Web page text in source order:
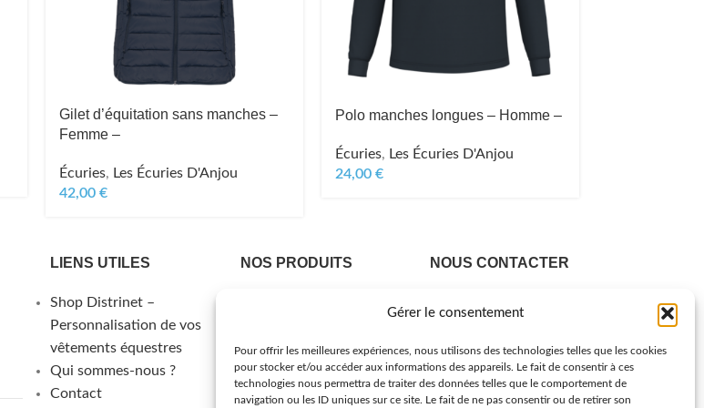
Gérer le consentement
Pour offrir les meilleures expériences, nous utilisons des technologies telles que les cookies
pour stocker et/ou accéder aux informations des appareils. Le fait de consentir à ces
technologies nous permettra de traiter des données telles que le comportement de
navigation ou les ID uniques sur ce site. Le fait de ne pas consentir ou de retirer son
Gilet d’équitation sans manches –
Femme –
Écuries, Les Écuries D'Anjou
42,00 €
Polo manches longues – Homme –
Écuries, Les Écuries D'Anjou
24,00 €
LIENS UTILES
Shop Distrinet –
Personnalisation de vos
vêtements équestres
Qui sommes-nous ?
Contact
NOS PRODUITS
Cavalière Femme
Cavalier Enfant
Accessoires
NOUS CONTACTER
Nous écrire